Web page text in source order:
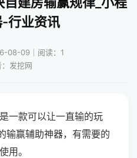
行业资讯
08-09｜阅读：1
发挖网
一款可以让一直输的玩
输赢辅助神器，有需要的
用。